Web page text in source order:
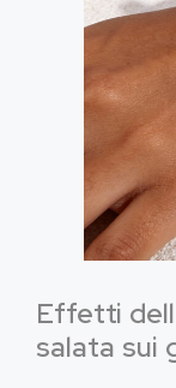
Effetti
salata sui